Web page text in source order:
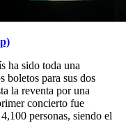
ha sido toda una
boletos para sus dos
la reventa por una
concierto fue
personas, siendo el